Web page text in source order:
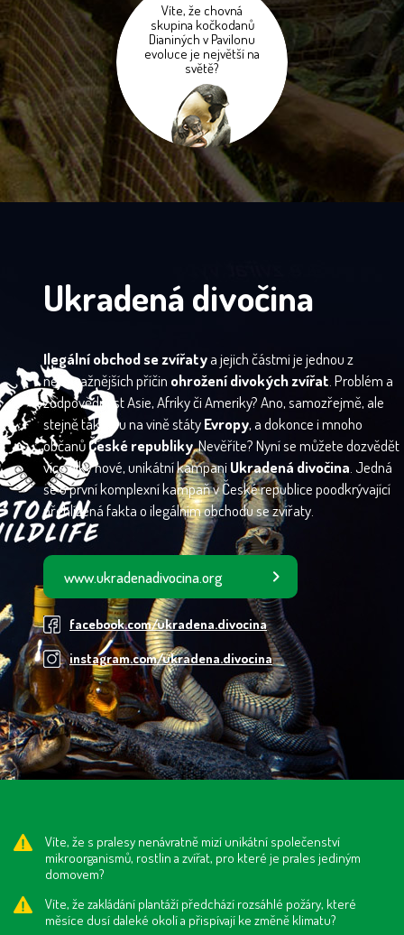
Víte, že chovná
skupina kočkodanů
Dianiných v Pavilonu
evoluce je největší na
světě?
Ukradená divočina
Ilegální obchod se zvířatya jejich částmi je jednou z
nejzávažnějších příčin ohrožení divokých zvířat . Problém a
zodpovědnost Asie, Afriky či Ameriky? Ano, samozřejmě, ale
stejně tak jsou na vině státyEvropy, a dokonce i mnoho
občanůČeské republiky. Nevěříte? Nyní se můžete dozvědět
více díky nové, unikátní kampaniUkradená divočina . Jedná
se o první komplexní kampaň v České republice poodkrývající
přehlížená fakta o ilegálním obchodu se zvířaty.
www.ukradenadivocina.org
facebook.com/ukradena.divocina
instagram.com/ukradena.divocina
Víte, že s pralesy nenávratně mizí unikátní společenství
mikroorganismů, rostlin a zvířat, pro které je prales jediným
domovem?
Víte, že zakládání plantáží předchází rozsáhlé požáry, které
měsíce dusí daleké okolí a přispívají ke změně klimatu?